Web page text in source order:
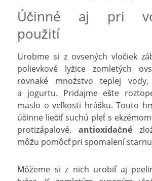
Účinné aj pri
použití
Urobme si z ovsených vločiek
polievkové lyžice zomletých
rovnaké množstvo teplej
a jogurtu. Pridajme ešte
maslo o veľkosti hrášku. Touto
účinne liečiť suchú pleť s
protizápalové, antioxidačné
môžu pomôcť pri spomalení
Môžeme si z nich urobiť aj